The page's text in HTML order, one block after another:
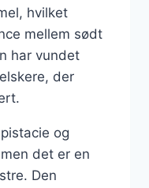
hvilket
mellem sødt
har vundet
der
og
det er en
Den